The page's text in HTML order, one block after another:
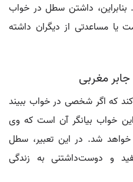
بنابراین، داشتن سطل در خواب
یا مساعدتی از دیگران داشته
مغربی
که اگر شخصی در خواب ببیند
خواب بیانگر آن است که وی
خواهد شد. در این تعبیر، سطل
و دوست‌داشتنی به زندگی